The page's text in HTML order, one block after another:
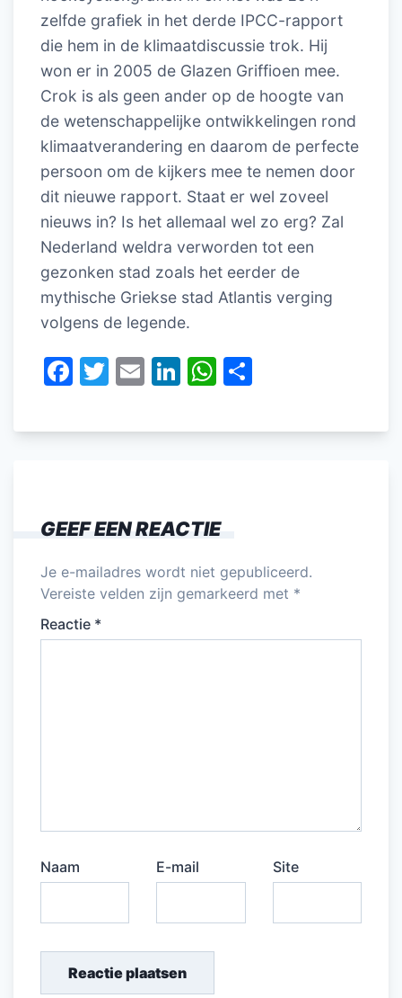
zelfde grafiek in het derde IPCC-rapport
die hem in de klimaatdiscussie trok. Hij
won er in 2005 de Glazen Griffioen mee.
Crok is als geen ander op de hoogte van
de wetenschappelijke ontwikkelingen rond
klimaatverandering en daarom de perfecte
persoon om de kijkers mee te nemen door
dit nieuwe rapport. Staat er wel zoveel
nieuws in? Is het allemaal wel zo erg? Zal
Nederland weldra verworden tot een
gezonken stad zoals het eerder de
mythische Griekse stad Atlantis verging
volgens de legende.
F
c
o
o
k
T
itt
E
ai
Li
k
n
W
at
p
p
e
GEEF EEN REACTIE
Je e-mailadres wordt niet gepubliceerd.
Vereiste velden zijn gemarkeerd met *
Reactie *
Naam E-mail Site